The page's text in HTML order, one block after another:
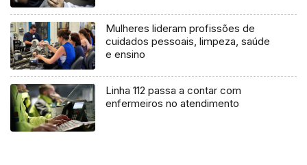
Mulheres lideram profissões de
cuidados pessoais, limpeza, saúde
e ensino
Linha 112 passa a contar com
enfermeiros no atendimento